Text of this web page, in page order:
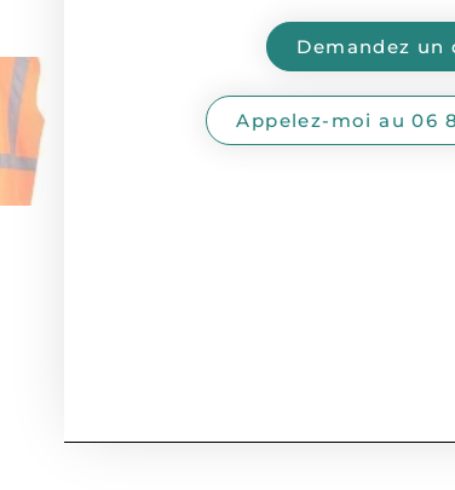
Demandez un
Appelez-moi au 06